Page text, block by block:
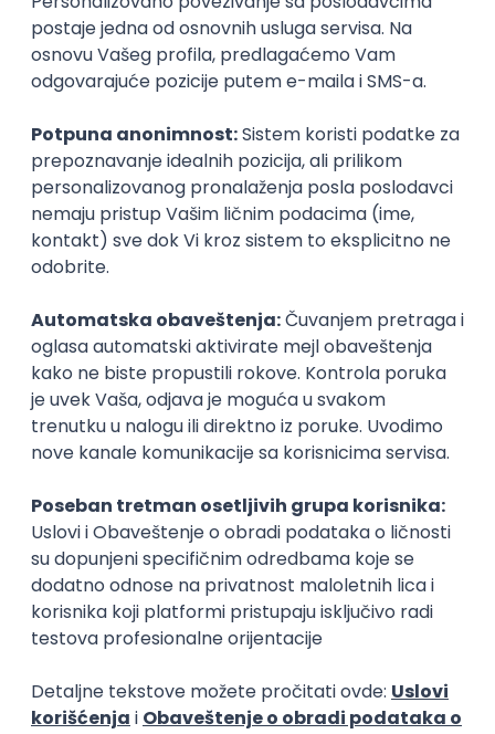
Najnoviji poslovi svakog dana u tvom
inboxu
Prijavi se
AI & Software Integration Specialist
MML Alliance
Beograd
23.08.2026.
Okupljamo IT zajednicu, podižemo
efikasno spajamo kandidate i poslodavce.
O nama
Za poslodavce
Politika privatnosti
Uklonjeni profili poslodavaca